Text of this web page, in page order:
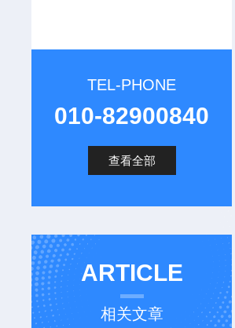
TEL-PHONE
010-82900840
查看全部
ARTICLE
相关文章